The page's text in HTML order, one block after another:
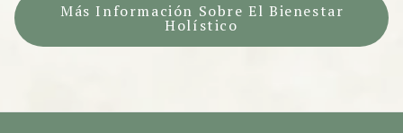
Más Información Sobre El Bienestar
Holístico